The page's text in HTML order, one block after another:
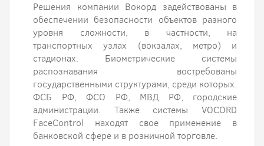
Решения компании Вокорд задействованы в
обеспечении безопасности объектов разного
уровня сложности, в частности, на
транспортных узлах (вокзалах, метро) и
стадионах. Биометрические системы
распознавания востребованы
государственными структурами, среди которых:
ФСБ РФ, ФСО РФ, МВД РФ, городские
администрации. Также системы VOCORD
FaceControl находят свое применение в
банковской сфере и в розничной торговле.